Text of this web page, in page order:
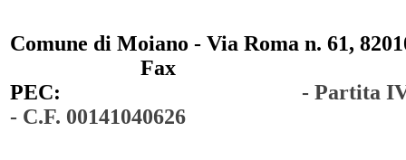
Comune di Moiano - Via Roma n. 61,
Fax
PEC:
- Partita
- C.F. 00141040626